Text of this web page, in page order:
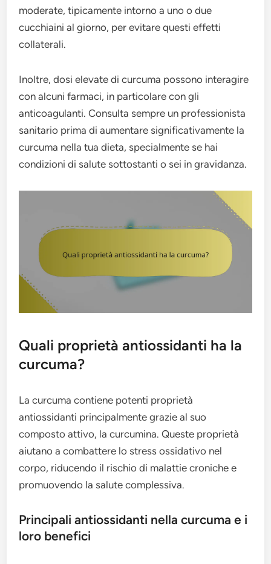
moderate, tipicamente intorno a uno o due
cucchiaini al giorno, per evitare questi effetti
collaterali.
Inoltre, dosi elevate di curcuma possono interagire
con alcuni farmaci, in particolare con gli
anticoagulanti. Consulta sempre un professionista
sanitario prima di aumentare significativamente la
curcuma nella tua dieta, specialmente se hai
condizioni di salute sottostanti o sei in gravidanza.
Quali proprietà antiossidanti ha la
curcuma?
La curcuma contiene potenti proprietà
antiossidanti principalmente grazie al suo
composto attivo, la curcumina. Queste proprietà
aiutano a combattere lo stress ossidativo nel
corpo, riducendo il rischio di malattie croniche e
promuovendo la salute complessiva.
Principali antiossidanti nella curcuma e i
loro benefici